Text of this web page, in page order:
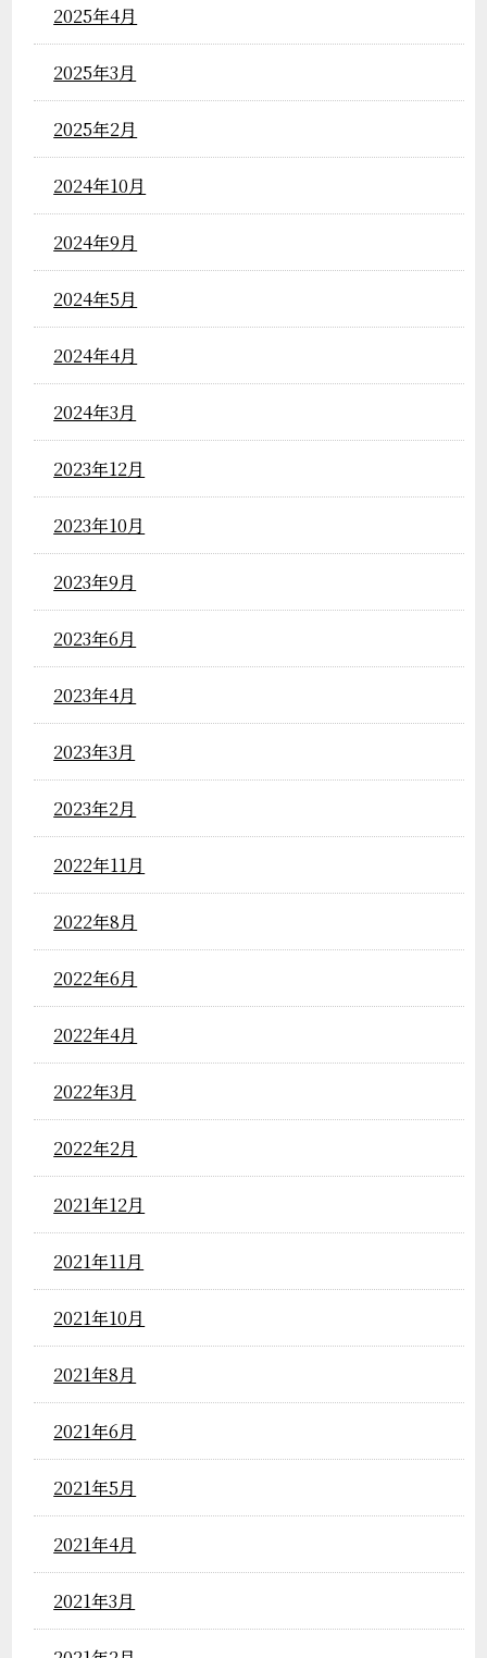
2025年4月
2025年3月
2025年2月
2024年10月
2024年9月
2024年5月
2024年4月
2024年3月
2023年12月
2023年10月
2023年9月
2023年6月
2023年4月
2023年3月
2023年2月
2022年11月
2022年8月
2022年6月
2022年4月
2022年3月
2022年2月
2021年12月
2021年11月
2021年10月
2021年8月
2021年6月
2021年5月
2021年4月
2021年3月